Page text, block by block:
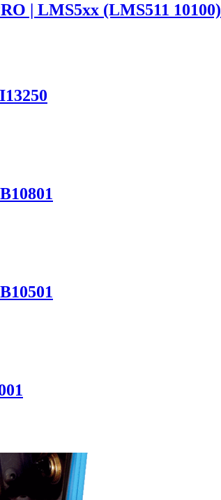
| LMS5xx (LMS511 10100)